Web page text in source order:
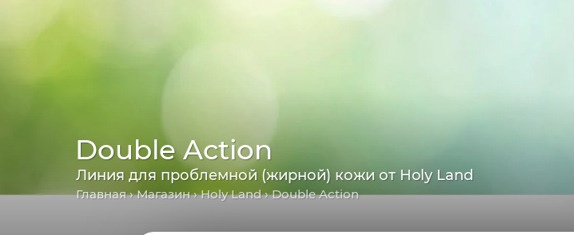
Double Action
Линия для проблемной (жирной) кожи от Holy Land
Главная›Магазин›Holy Land› Double Action